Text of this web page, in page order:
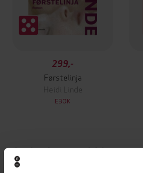
299,-
Førstelinja
Heidi Linde
EBOK
Andre har også kjøpt